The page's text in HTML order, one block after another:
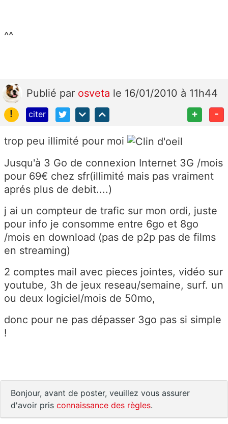
^^
Publié par osveta le 16/01/2010 à 11h44
!
citer + -
trop peu illimité pour moi
Jusqu'à 3 Go de connexion Internet 3G /mois
pour 69€ chez sfr(illimité mais pas vraiment
aprés plus de debit....)
j ai un compteur de trafic sur mon ordi, juste
pour info je consomme entre 6go et 8go
/mois en download (pas de p2p pas de films
en streaming)
2 comptes mail avec pieces jointes, vidéo sur
youtube, 3h de jeux reseau/semaine, surf. un
ou deux logiciel/mois de 50mo,
donc pour ne pas dépasser 3go pas si simple
!
Bonjour, avant de poster, veuillez vous assurer
d'avoir pris connaissance des règles.